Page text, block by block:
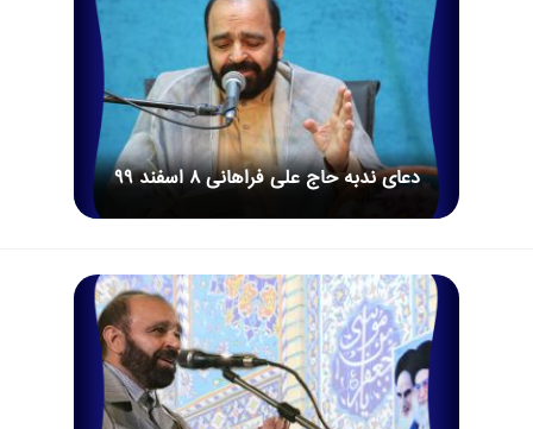
دعای ندبه حاج علی فراهانی 8 اسفند 99